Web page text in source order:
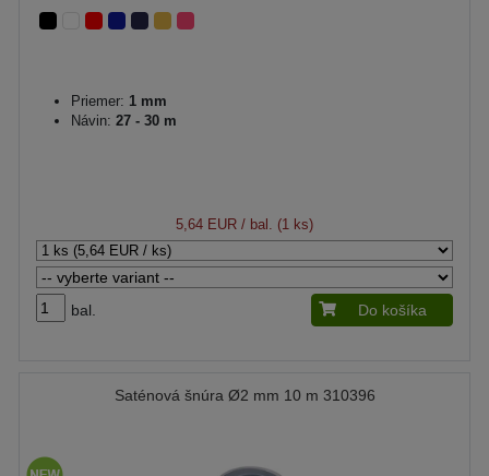
Priemer: 1 mm
Návin: 27 - 30 m
5,64 EUR / bal. (1 ks)
bal. Do košíka
Saténová šnúra Ø2 mm 10 m 310396